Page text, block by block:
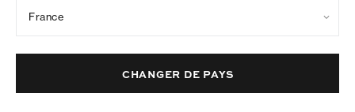
France
CHANGER DE PAYS